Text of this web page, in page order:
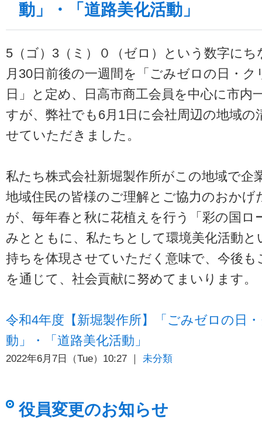
動」・「道路美化活動」
5（ゴ）3（ミ）０（ゼロ）という数字に
月30日前後の一週間を「ごみゼロの日・
日」と定め、日高市商工会員を中心に市内
すが、弊社でも6月1日に会社周辺の地域
せていただきました。
私たち株式会社新堀製作所がこの地域で企
地域住民の皆様のご理解とご協力のおか
が、毎年春と秋に花植えを行う「彩の国ロ
みとともに、私たちとして環境美化活動
持ちを体現させていただく意味で、今後
を通じて、社会貢献に努めてまいります。
令和4年度【新堀製作所】「ごみゼロの日
動」・「道路美化活動」
2022年6月7日（Tue）10:27 ｜ 未分類
役員変更のお知らせ